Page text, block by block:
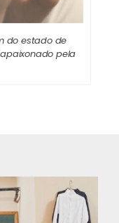
do estado de
pela